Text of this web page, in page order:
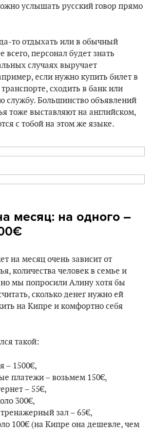
услышать русский говор прямо
то отдыхать или в обычный
всего, персонал будет знать
случаях выручает
если нужно купить билет в
сходить в банк или
службу. Большинство объявлений
тоже выставляют на английском,
с тобой на этом же языке.
месяц: на одного –
на месяц очень зависит от
количества человек в семье и
мы попросили Алину хотя бы
сколько денег нужно ей
на Кипре и комфортно себя
такой:
– 1500€,
платежи – возьмем 150€,
– 55€,
300€,
зал – 65€,
100€ (на Кипре она дешевле, чем